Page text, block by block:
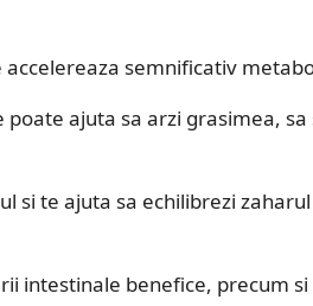
semnificativ
ajuta sa arzi grasimea,
si te ajuta sa echilibrezi
intestinale benefice, precum